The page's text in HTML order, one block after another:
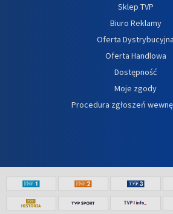
Sklep TVP
Biuro Reklamy
Oferta Dystrybucyjna
Oferta Handlowa
Dostępność
Moje zgody
Procedura zgłoszeń